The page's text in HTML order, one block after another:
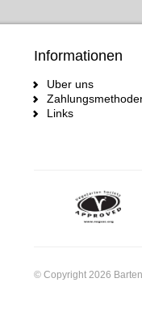
Informationen
Uber uns
Links
© Copyright 2026